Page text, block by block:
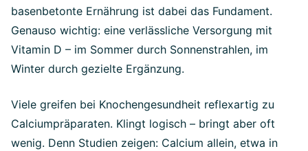
basenbetonte Ernährung ist dabei das Fundament.
Genauso wichtig: eine verlässliche Versorgung mit
Vitamin D – im Sommer durch Sonnenstrahlen, im
Winter durch gezielte Ergänzung.
Viele greifen bei Knochengesundheit reflexartig zu
Calciumpräparaten. Klingt logisch – bringt aber oft
wenig. Denn Studien zeigen: Calcium allein, etwa in